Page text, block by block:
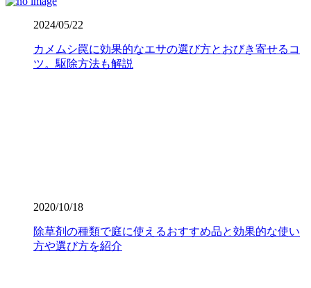
2024/05/22
カメムシ罠に効果的なエサの選び方とおびき寄せるコ
ツ。駆除方法も解説
2020/10/18
除草剤の種類で庭に使えるおすすめ品と効果的な使い
方や選び方を紹介